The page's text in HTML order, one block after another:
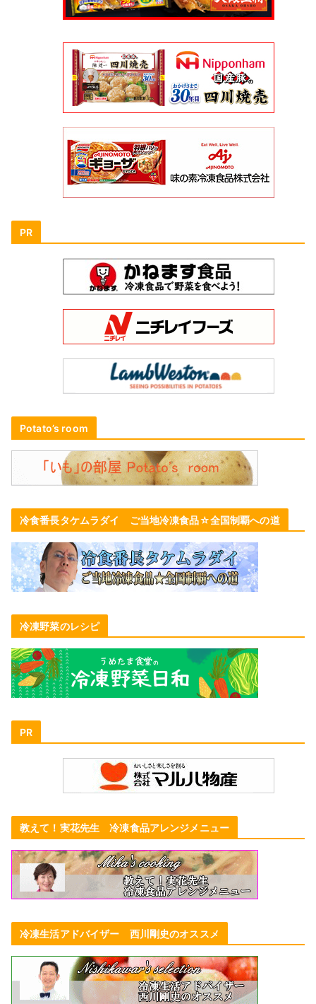
PR
Potato’s room
冷食番長タケムラダイ ご当地冷凍食品☆全国制覇への道
冷凍野菜のレシピ
PR
教えて！実花先生 冷凍食品アレンジメニュー
冷凍生活アドバイザー 西川剛史のオススメ